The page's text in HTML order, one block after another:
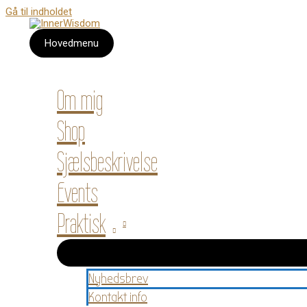
Gå til indholdet
Hovedmenu
Om mig
Shop
Sjælsbeskrivelse
Events
Praktisk
Nyhedsbrev
Kontakt info